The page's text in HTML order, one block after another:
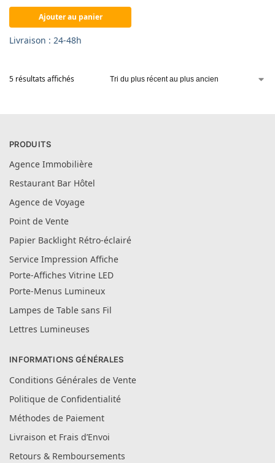
Ajouter au panier
Livraison : 24-48h
5 résultats affichés
PRODUITS
Agence Immobilière
Restaurant Bar Hôtel
Agence de Voyage
Point de Vente
Papier Backlight Rétro-éclairé
Service Impression Affiche
Porte-Affiches Vitrine LED
Porte-Menus Lumineux
Lampes de Table sans Fil
Lettres Lumineuses
INFORMATIONS GÉNÉRALES
Conditions Générales de Vente
Politique de Confidentialité
Méthodes de Paiement
Livraison et Frais d’Envoi
Retours & Remboursements